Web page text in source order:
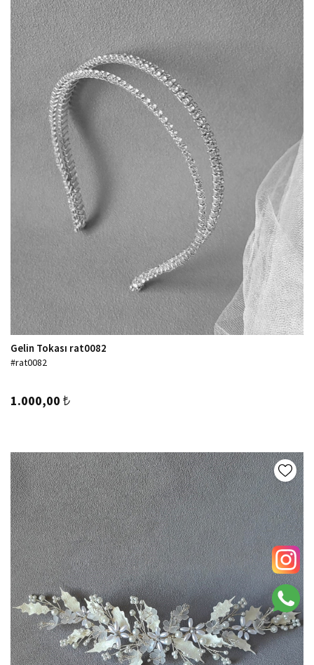
Gelin Tokası rat0082
#rat0082
1.000,00